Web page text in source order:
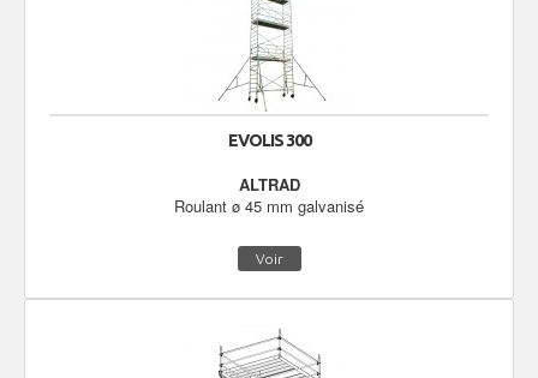
EVOLIS 300
ALTRAD
Roulant ø 45 mm galvanisé
Voir